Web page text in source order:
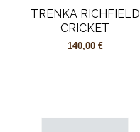
TRENKA RICHFIELD
CRICKET
140,00 €